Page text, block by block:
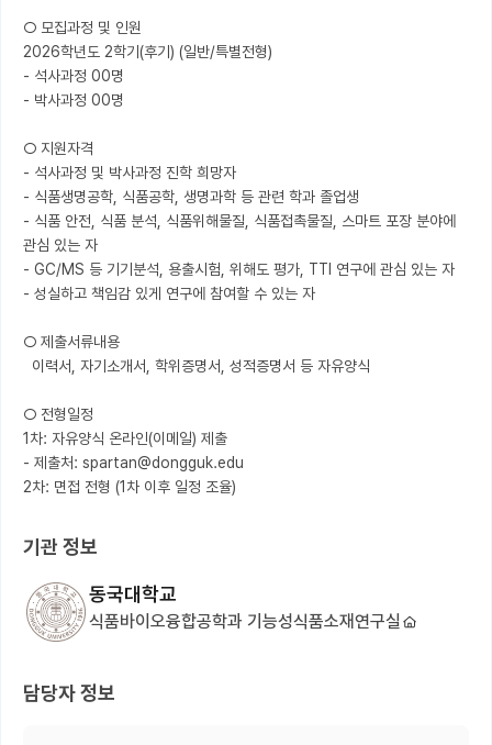
○ 모집과정 및 인원
2026학년도 2학기(후기) (일반/특별전형)
- 석사과정 00명
- 박사과정 00명
○ 지원자격
- 석사과정 및 박사과정 진학 희망자
- 식품생명공학, 식품공학, 생명과학 등 관련 학과 졸업생
- 식품 안전, 식품 분석, 식품위해물질, 식품접촉물질, 스마트 포장 분야에
관심 있는 자
- GC/MS 등 기기분석, 용출시험, 위해도 평가, TTI 연구에 관심 있는 자
- 성실하고 책임감 있게 연구에 참여할 수 있는 자
○ 제출서류내용
○ 전형일정
1차: 자유양식 온라인(이메일) 제출
- 제출처: spartan@dongguk.edu
2차: 면접 전형 (1차 이후 일정 조율)
기관 정보
동국대학교
식품바이오융합공학과 기능성식품소재연구실
담당자 정보